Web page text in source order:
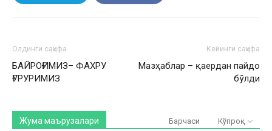
Олдинги саҳифа
БАЙРОҒИМИЗ– ФАХРУ
ҒУРУРИМИЗ
Кейинги саҳифа
Мазҳаблар – қаердан пайдо
бўлди
Жума маърузалари Барчаси Кўпроқ